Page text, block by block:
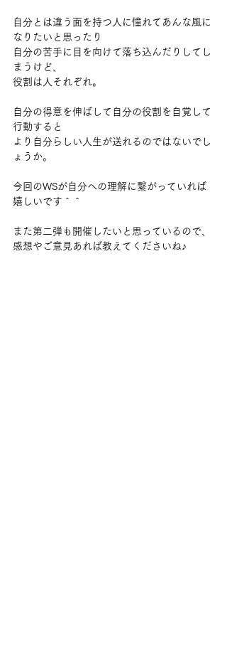
自分とは違う面を持つ人に憧れてあんな風に
なりたいと思ったり
自分の苦手に目を向けて落ち込んだりしてし
まうけど、
役割は人それぞれ。
自分の得意を伸ばして自分の役割を自覚して
行動すると
より自分らしい人生が送れるのではないでし
ょうか。
今回のWSが自分への理解に繋がっていれば
嬉しいです＾＾
また第二弾も開催したいと思っているので、
感想やご意見あれば教えてくださいね♪